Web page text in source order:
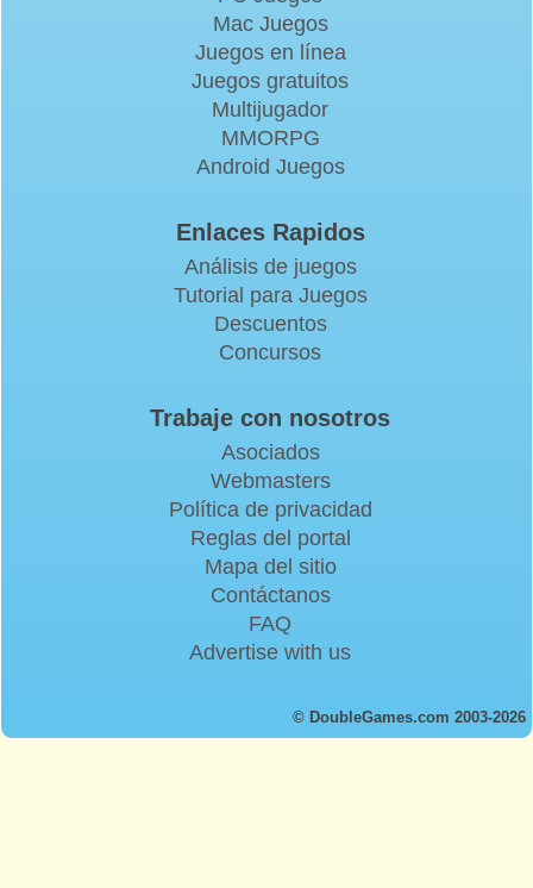
Mac Juegos
Juegos en línea
Juegos gratuitos
Multijugador
MMORPG
Android Juegos
Enlaces Rapidos
Análisis de juegos
Tutorial para Juegos
Descuentos
Concursos
Trabaje con nosotros
Asociados
Webmasters
Política de privacidad
Reglas del portal
Mapa del sitio
Contáctanos
FAQ
Advertise with us
© DoubleGames.com 2003-2026